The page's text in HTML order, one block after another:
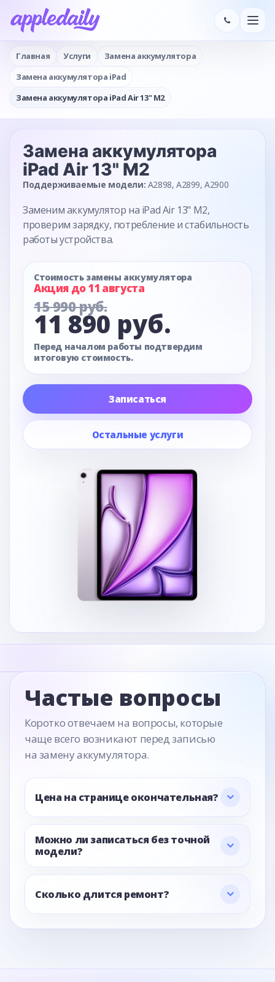
Главная Услуги
Замена аккумулятора
Замена аккумулятора iPad
Замена аккумулятора iPad Air 13" M2
Замена аккумулятора
iPad Air 13" M2
Поддерживаемые модели: A2898, A2899, A2900
Заменим аккумулятор на iPad Air 13" M2,
проверим зарядку, потребление и стабильность
работы устройства.
Стоимость замены аккумулятора
Акция до 11 августа
15 990 руб.
11 890 руб.
Перед началом работы подтвердим
итоговую стоимость.
Записаться
Остальные услуги
Частые вопросы
Коротко отвечаем на вопросы, которые
чаще всего возникают перед записью
на замену аккумулятора.
Цена на странице окончательная?
Можно ли записаться без точной
модели?
Сколько длится ремонт?